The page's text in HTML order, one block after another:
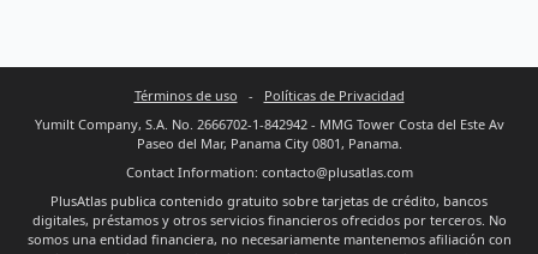
Términos de uso - Políticas de Privacidad
Yumilt Company, S.A. No. 2666702-1-842942 - MMG Tower Costa del Este Av
Paseo del Mar, Panama City 0801, Panama.
Contact Information: contacto@plusatlas.com
PlusAtlas publica contenido gratuito sobre tarjetas de crédito, bancos
digitales, préstamos y otros servicios financieros ofrecidos por terceros. No
somos una entidad financiera, no necesariamente mantenemos afiliación con